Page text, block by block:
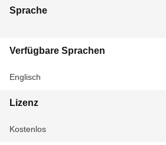
Sprache
Verfügbare Sprachen
Englisch
Lizenz
Kostenlos